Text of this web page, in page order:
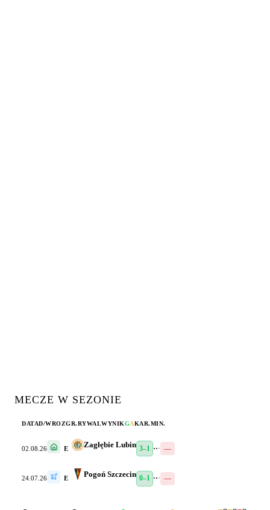
MECZE W SEZONIE
DATAD/WROZGR.RYWALWYNIKGAKAR.MIN.
02.08.26 E Zagłębie Lubin 3–1 ··· —
24.07.26 E Pogoń Szczecin 0–1 ··· —